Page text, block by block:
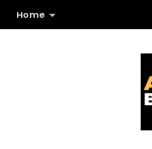
Home